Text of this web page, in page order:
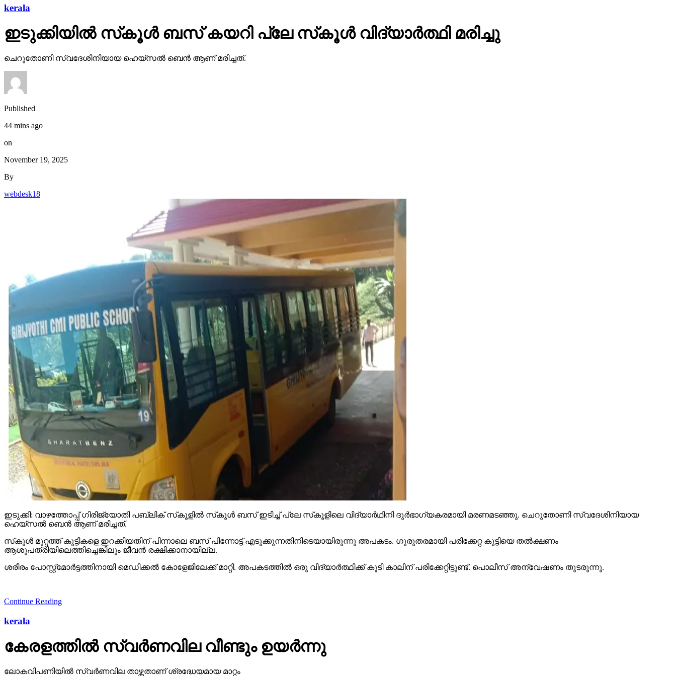
kerala
ഇടുക്കിയില്‍ സ്‌കൂള്‍ ബസ് കയറി പ്ലേ സ്‌കൂള്‍ വിദ്യാര്‍ത്ഥി മരിച്ചു
ചെറുതോണി സ്വദേശിനിയായ ഹെയ്‌സല്‍ ബെന്‍ ആണ് മരിച്ചത്.
Published
44 mins ago
on
November 19, 2025
By
webdesk18
ഇടുക്കി: വാഴത്തോപ്പ് ഗിരിജ്യോതി പബ്ലിക് സ്‌കൂളില്‍ സ്‌കൂള്‍ ബസ് ഇടിച്ച് പ്ലേ സ്‌കൂളിലെ വിദ്യാര്‍ഥിനി ദുര്‍ഭാഗ്യകരമായി മരണമടഞ്ഞു. ചെറുതോണി സ്വദേശിനിയായ
ഹെയ്‌സല്‍ ബെന്‍ ആണ് മരിച്ചത്.
സ്‌കൂള്‍ മുറ്റത്ത് കുട്ടികളെ ഇറക്കിയതിന് പിന്നാലെ ബസ് പിന്നോട്ട് എടുക്കുന്നതിനിടെയായിരുന്നു അപകടം. ഗുരുതരമായി പരിക്കേറ്റ കുട്ടിയെ തല്‍ക്ഷണം
ആശുപത്രിയിലെത്തിച്ചെങ്കിലും ജീവന്‍ രക്ഷിക്കാനായില്ല.
ശരീരം പോസ്റ്റ്മോര്‍ട്ടത്തിനായി മെഡിക്കല്‍ കോളേജിലേക്ക് മാറ്റി. അപകടത്തില്‍ ഒരു വിദ്യാര്‍ത്ഥിക്ക് കൂടി കാലിന് പരിക്കേറ്റിട്ടുണ്ട്. പൊലീസ് അന്വേഷണം തുടരുന്നു.
Continue Reading
kerala
കേരളത്തില്‍ സ്വര്‍ണവില വീണ്ടും ഉയര്‍ന്നു
ലോകവിപണിയില്‍ സ്വര്‍ണവില താഴ്ന്നതാണ് ശ്രദ്ധേയമായ മാറ്റം